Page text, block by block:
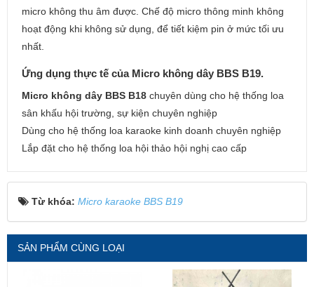
micro không thu âm được. Chế độ micro thông minh không
hoạt động khi không sử dụng, để tiết kiệm pin ở mức tối ưu
nhất.
Ứng dụng thực tế của Micro không dây BBS B19.
Micro không dây BBS B18 chuyên dùng cho hệ thống loa
sân khấu hội trường, sự kiện chuyên nghiệp
Dùng cho hệ thống loa karaoke kinh doanh chuyên nghiệp
Lắp đặt cho hệ thống loa hội thảo hội nghị cao cấp
Từ khóa: Micro karaoke BBS B19
SẢN PHẨM CÙNG LOẠI